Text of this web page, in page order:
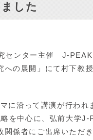
した
センター主催 J-
の展開」にて村下教
に沿って講演が行われ
を中心に、弘前大学J-
係者にご出席いただ